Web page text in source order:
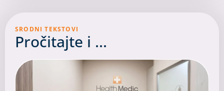
SRODNI TEKSTOVI
Pročitajte i ...​